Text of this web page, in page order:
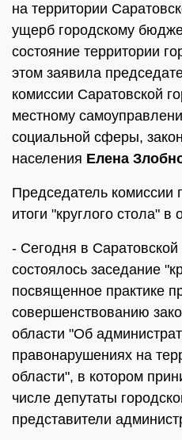
на территории
ущерб городскому
состояние территории
этом заявила
комиссии Саратовской
местному
социальной сферы,
населения Елена
Председатель комиссии
итоги "круглого стола" в
- Сегодня в
состоялось заседание
посвященное практике
совершенствованию
области "Об
правонарушениях на
области", в котором
числе депутаты
представители